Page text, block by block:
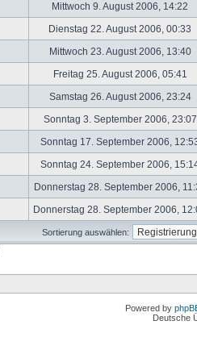
Mittwoch 9. August 2006, 14:22
Dienstag 22. August 2006, 00:33
Mittwoch 23. August 2006, 13:40
Freitag 25. August 2006, 05:41
Samstag 26. August 2006, 23:24
Sonntag 3. September 2006,
Sonntag 17. September 2006,
Sonntag 24. September 2006,
Donnerstag 28. September 2006,
Donnerstag 28. September 2006,
Sortierung auswählen:
Powered by
Deutsche